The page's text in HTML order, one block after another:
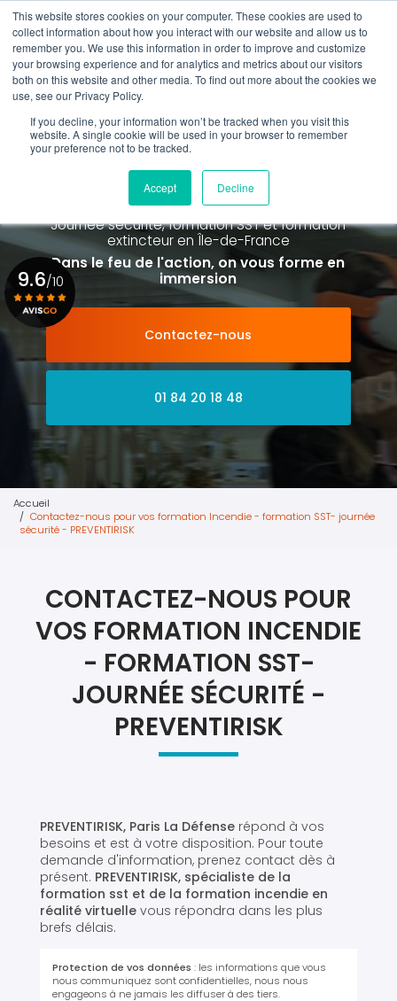
This website stores cookies on your computer. These cookies are used to
collect information about how you interact with our website and allow us to
remember you. We use this information in order to improve and customize
your browsing experience and for analytics and metrics about our visitors
both on this website and other media. To find out more about the cookies we
use, see our Privacy Policy.
If you decline, your information won’t be tracked when you visit this
website. A single cookie will be used in your browser to remember
your preference not to be tracked.
Accept Decline
Aller
au
contenu
principal
01 84 20 18 48
Rappel gratuit
Spécialiste de la formation SST et
de la Formation Incendie
à Paris La Défense depuis 2015
Journée sécurité, formation SST et formation
extincteuren Île-de-France
Dans le feu de l'action, on vous forme en
immersion
Contactez-nous
01 84 20 18 48
9.6/10
Voir le certificat
Accueil
Contactez-nous pour vos formation Incendie - formation SST- journée
sécurité - PREVENTIRISK
CONTACTEZ-NOUS POUR
VOS FORMATION INCENDIE
- FORMATION SST-
JOURNÉE SÉCURITÉ -
PREVENTIRISK
PREVENTIRISK, Paris La Défense répond à vos
besoins et est à votre disposition. Pour toute
demande d'information, prenez contact dès à
présent. PREVENTIRISK, spécialiste de la
formation sst et de la formation incendie en
réalité virtuelle vous répondra dans les plus
brefs délais.
Protection de vos données : les informations que vous
nous communiquez sont confidentielles, nous nous
engageons à ne jamais les diffuser à des tiers.